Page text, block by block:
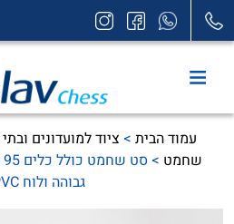
עמוד הבית > ציוד למועדונים
שחמט
גבוהה ולוח PVC